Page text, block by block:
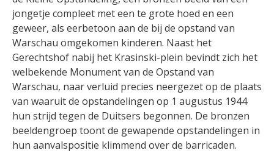
jongetje compleet met een te grote hoed en een
geweer, als eerbetoon aan de bij de opstand van
Warschau omgekomen kinderen. Naast het
Gerechtshof nabij het Krasinski-plein bevindt zich het
welbekende Monument van de Opstand van
Warschau, naar verluid precies neergezet op de plaats
van waaruit de opstandelingen op 1 augustus 1944
hun strijd tegen de Duitsers begonnen. De bronzen
beeldengroep toont de gewapende opstandelingen in
hun aanvalspositie klimmend over de barricaden.